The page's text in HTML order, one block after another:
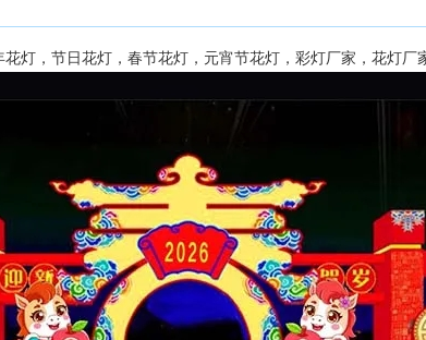
灯，节日花灯，春节花灯，元宵节花灯，彩灯厂家，花灯厂